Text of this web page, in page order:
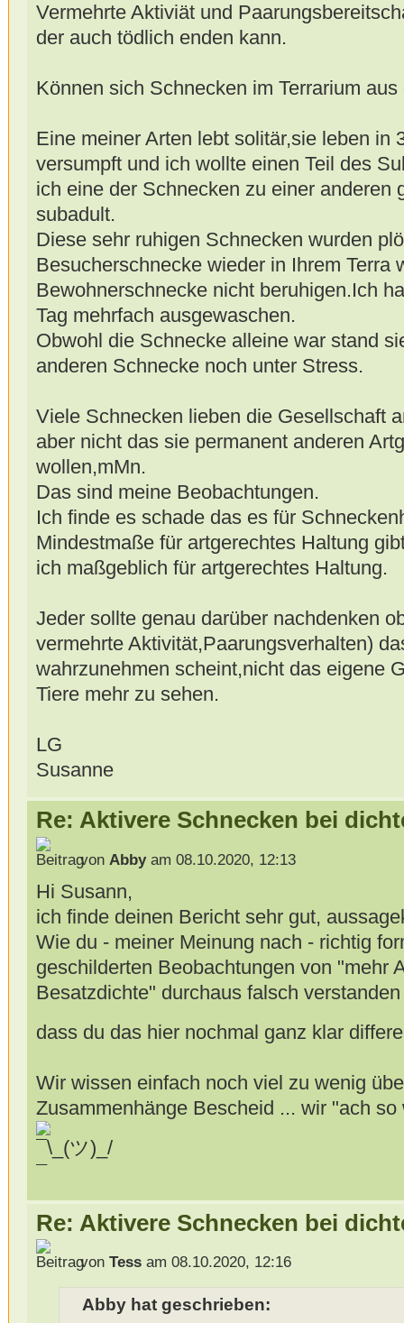
Vermehrte Aktiviät und
der auch tödlich enden kann.
Können sich Schnecken im Terrarium
Eine meiner Arten lebt solitär,sie leben in
versumpft und ich wollte einen Teil des
ich eine der Schnecken zu einer anderen
subadult.
Diese sehr ruhigen Schnecken wurden
Besucherschnecke wieder in Ihrem Terra
Bewohnerschnecke nicht beruhigen.Ich
Tag mehrfach ausgewaschen.
Obwohl die Schnecke alleine war stand
anderen Schnecke noch unter Stress.
Viele Schnecken lieben die Gesellschaft
aber nicht das sie permanent anderen
wollen,mMn.
Das sind meine Beobachtungen.
Ich finde es schade das es für
Mindestmaße für artgerechtes Haltung
ich maßgeblich für artgerechtes Haltung.
Jeder sollte genau darüber nachdenken
vermehrte Aktivität,Paarungsverhalten)
wahrzunehmen scheint,nicht das eigene
Tiere mehr zu sehen.
LG
Susanne
Re: Aktivere Schnecken bei
von Abbyam 08.10.2020, 12:13
Hi Susann,
ich finde deinen Bericht sehr gut,
Wie du - meiner Meinung nach - richtig
geschilderten Beobachtungen von "mehr
Besatzdichte" durchaus falsch
dass du das hier nochmal ganz klar
Wir wissen einfach noch viel zu wenig
Zusammenhänge Bescheid ... wir "ach
Re: Aktivere Schnecken bei
von Tessam 08.10.2020, 12:16
Abby hat geschrieben: